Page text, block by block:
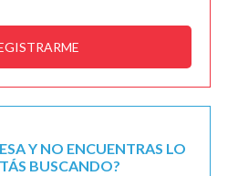
Y NO ENCUENTRAS LO
BUSCANDO?